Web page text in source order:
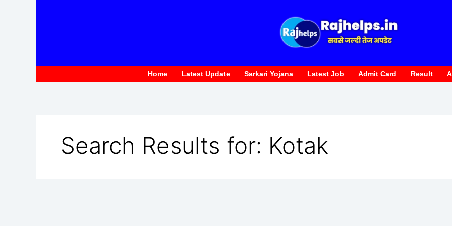
Home Latest Update Sarkari Yojana Latest Job Admit Card Result
Search Results for: Kotak